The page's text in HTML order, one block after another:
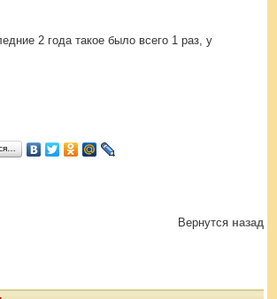
2 года такое было всего 1 раз, у
Вернутся назад